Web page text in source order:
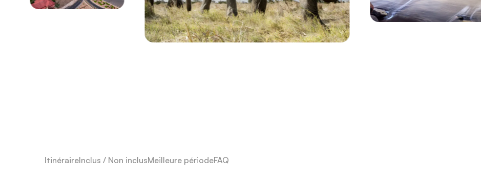
ItinéraireInclus / Non inclusMeilleure périodeFAQ